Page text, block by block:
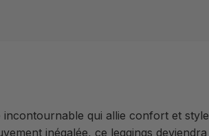
incontournable qui allie confort et style
inégalée, ce leggings deviendra